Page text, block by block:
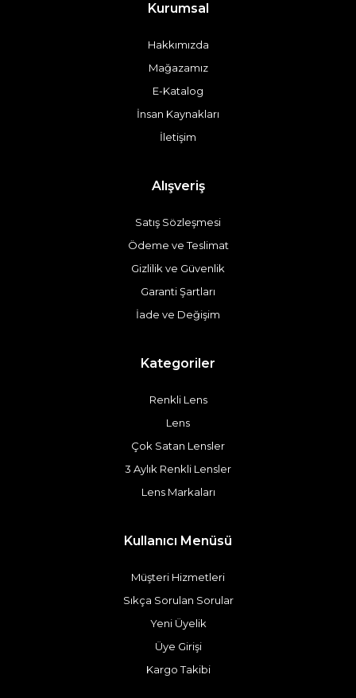
Kurumsal
Hakkımızda
Mağazamız
E-Katalog
İnsan Kaynakları
İletişim
Alışveriş
Satış Sözleşmesi
Ödeme ve Teslimat
Gizlilik ve Güvenlik
Garanti Şartları
İade ve Değişim
Kategoriler
Renkli Lens
Lens
Çok Satan Lensler
3 Aylık Renkli Lensler
Lens Markaları
Kullanıcı Menüsü
Müşteri Hizmetleri
Sıkça Sorulan Sorular
Yeni Üyelik
Üye Girişi
Kargo Takibi